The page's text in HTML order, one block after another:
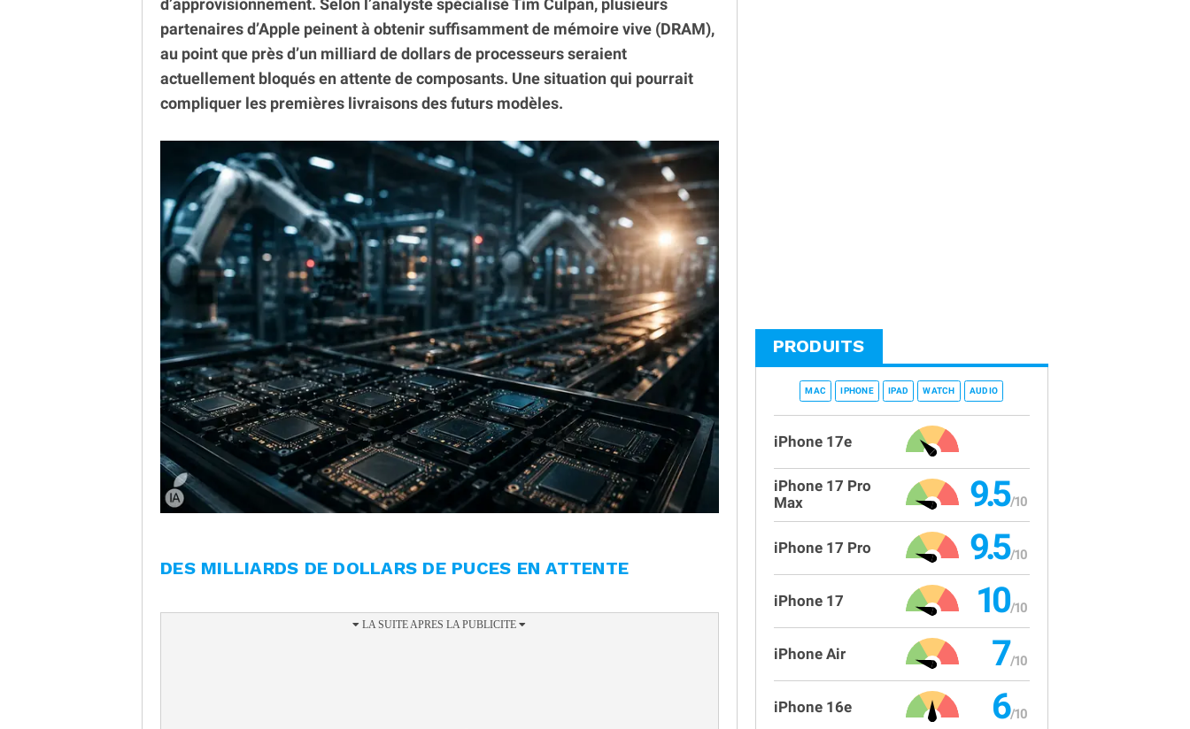
d’approvisionnement. Selon l’analyste spécialisé Tim Culpan, plusieurs
partenaires d’Apple peinent à obtenir suffisamment de mémoire vive (DRAM),
au point que près d’un milliard de dollars de processeurs seraient
actuellement bloqués en attente de composants. Une situation qui pourrait
compliquer les premières livraisons des futurs modèles.
DES MILLIARDS DE DOLLARS DE PUCES EN ATTENTE
PRODUITS
MAC IPHONE IPAD WATCH AUDIO
iPhone 17e
iPhone 17 Pro
Max
9.5
iPhone 17 Pro 9.5
iPhone 17 10
iPhone Air 7
iPhone 16e 6